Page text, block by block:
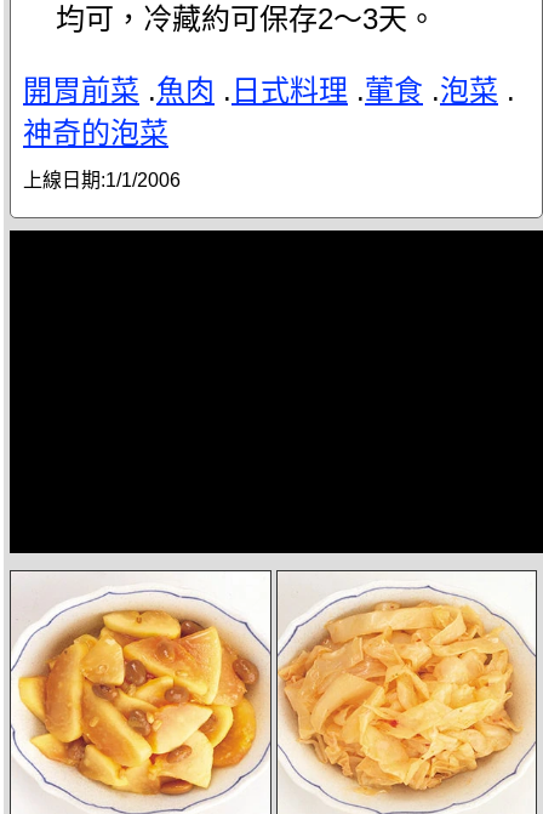
均可，冷藏約可保存2～3天。
開胃前菜 .魚肉 . 日式料理 .葷食 .泡菜 .
神奇的泡菜
上線日期:1/1/2006